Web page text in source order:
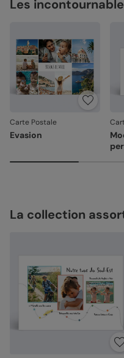
Les
Carte Postale
Evasion
La collection